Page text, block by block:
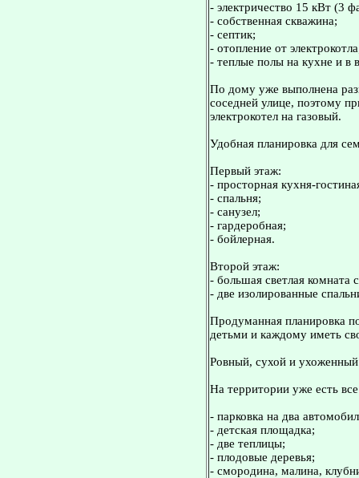
- электричество 15 кВт (3
- собственная скважина;
- септик;
- отопление от
- теплые полы на кухне и в
По дому уже выполнена
соседней улице, поэтому
электрокотел на газовый.
Удобная планировка для
Первый этаж:
- просторная кухня-
- спальня;
- санузел;
- гардеробная;
- бойлерная.
Второй этаж:
- большая светлая комната
- две изолированные
Продуманная планировка
детьми и каждому иметь
Ровный, сухой и
На территории уже есть
- парковка на два
- детская площадка;
- две теплицы;
- плодовые деревья;
- смородина, малина,